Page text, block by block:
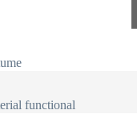
functional